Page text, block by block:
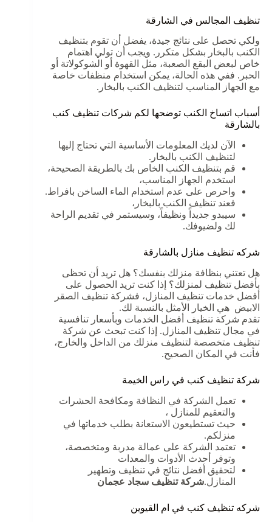
تنظيف المجالس في الشارقة
ولكي تحصل على نتائج جيدة، يفضل أن تقوم بتنظيف
الكنب بالبخار بشكل متكرر. ويجب أن تولي اهتمام
خاص لبعض البقع الصعبة، مثل القهوة أو الشوكولاتة أو
الحبر. ففي هذه الحالة، يمكن استخدام منظفات خاصة
مع الجهاز المناسب لتنظيف الكنب بالبخار.
أسباب اتساخ الكنب توضحها لكم شركات تنظيف كنب
بالشارقة
الآن لديك المعلومات الأساسية التي تحتاج إليها
لتنظيف الكنب بالبخار.
قم بتنظيف الكنب الخاص بك بالطريقة الصحيحة،
استخدم الجهاز المناسب،
واحرص على عدم استخدام الماء الساخن بافراط.
فعند تنظيف الكنب بالبخار،
سيبدو جديداً ونظيفاً، وسيستمر في تقديم الراحة
لك ولضيوفك.
شركه تنظيف منازل بالشارقة
هل تعتني بنظافة منزلك بنفسك؟ هل تريد أن تحظى
بأفضل تنظيف لمنزلك؟ إذا كنت تريد الحصول على
أفضل خدمات تنظيف المنازل، فشركة تنظيف الصقر
الابيض هي الخيار الأمثل بالنسبة لك.
تقدم شركة تنظيف أفضل الخدمات وبأسعار تنافسية
في مجال تنظيف المنازل. إذا كنت تبحث عن شركة
تنظيف متخصصة لتنظيف منزلك من الداخل والخارج،
فأنت في المكان الصحيح.
شركة تنظيف كنب في راس الخيمة
تعمل الشركة في النظافة ومكافحة الحشرات
والتعقيم للمنازل ،
حيث تستطيعون الاستعانة بطلب خدماتها في
منزلكم.
تعتمد الشركة على عمالة مدربة ومتخصصة،
وتوفر أحدث الأدوات والمعدات
لتحقيق أفضل نتائج في تنظيف وتطهير
المنازل.شركة تنظيف سجاد عجمان
شركه تنظيف كنب في ام القيوين